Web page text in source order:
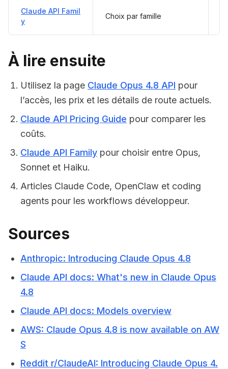
Claude API Famil
y
Choix par famille
À lire ensuite
Utilisez la page Claude Opus 4.8 API pour
l’accès, les prix et les détails de route actuels.
Claude API Pricing Guide pour comparer les
coûts.
Claude API Family pour choisir entre Opus,
Sonnet et Haiku.
Articles Claude Code, OpenClaw et coding
agents pour les workflows développeur.
Sources
Anthropic: Introducing Claude Opus 4.8
Claude API docs: What's new in Claude Opus
4.8
Claude API docs: Models overview
AWS: Claude Opus 4.8 is now available on AW
S
Reddit r/ClaudeAI: Introducing Claude Opus 4.